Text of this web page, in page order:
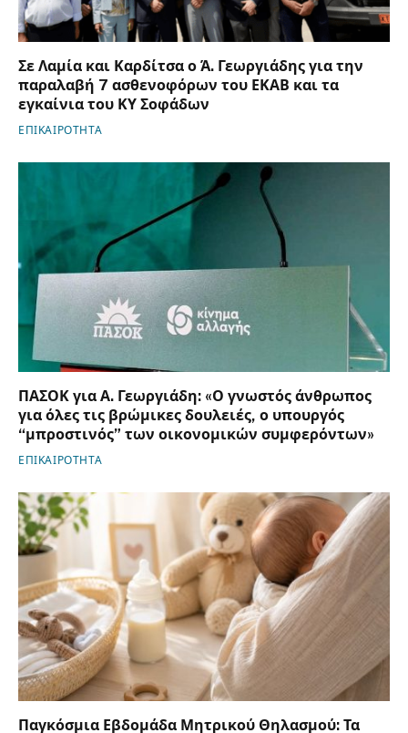
Σε Λαμία και Καρδίτσα ο Ά. Γεωργιάδης για την
παραλαβή 7 ασθενοφόρων του ΕΚΑΒ και τα
εγκαίνια του ΚΥ Σοφάδων
ΕΠΙΚΑΙΡΟΤΗΤΑ
ΠΑΣΟΚ για Α. Γεωργιάδη: «Ο γνωστός άνθρωπος
για όλες τις βρώμικες δουλειές, ο υπουργός
“μπροστινός” των οικονομικών συμφερόντων»
ΕΠΙΚΑΙΡΟΤΗΤΑ
Παγκόσμια Εβδομάδα Μητρικού Θηλασμού: Τα